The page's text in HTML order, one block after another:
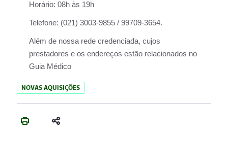
Horário: 08h às 19h
Telefone: (021) 3003-9855 / 99709-3654.
Além de nossa rede credenciada, cujos
prestadores e os endereços estão relacionados no
Guia Médico
NOVAS AQUISIÇÕES